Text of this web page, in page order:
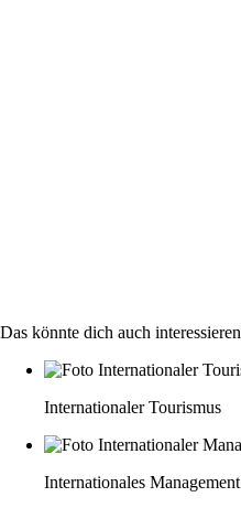
Das könnte dich auch interessieren
Internationaler Tourismus
Internationales Management